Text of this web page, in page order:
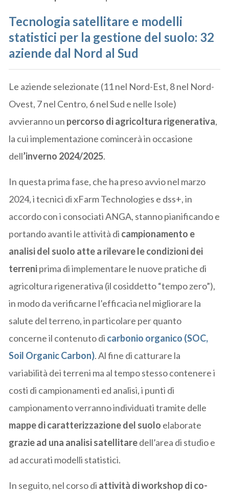
Tecnologia satellitare e modelli
statistici per la gestione del suolo: 32
aziende dal Nord al Sud
Le aziende selezionate (11 nel Nord-Est, 8 nel Nord-
Ovest, 7 nel Centro, 6 nel Sud e nelle Isole)
avvieranno un percorso di agricoltura rigenerativa,
la cui implementazione comincerà in occasione
dell’inverno 2024/2025.
In questa prima fase, che ha preso avvio nel marzo
2024, i tecnici di xFarm Technologies e dss+, in
accordo con i consociati ANGA, stanno pianificando e
portando avanti le attività di campionamento e
analisi del suolo atte a rilevare le condizioni dei
terreniprima di implementare le nuove pratiche di
agricoltura rigenerativa (il cosiddetto “tempo zero”),
in modo da verificarne l’efficacia nel migliorare la
salute del terreno, in particolare per quanto
concerne il contenuto di carbonio organico (SOC,
Soil Organic Carbon). Al fine di catturare la
variabilità dei terreni ma al tempo stesso contenere i
costi di campionamenti ed analisi, i punti di
campionamento verranno individuati tramite delle
mappe di caratterizzazione del suolo elaborate
grazie ad una analisi satellitaredell’area di studio e
ad accurati modelli statistici.
In seguito, nel corso di attività di workshop di co-